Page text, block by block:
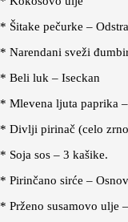
* Šitake pečurke –
* Narendani sveži
* Beli luk – Iseckan
* Mlevena ljuta paprika
* Divlji pirinač (celo
* Soja sos – 3 kašike.
* Pirinčano sirće –
* Prženo susamovo ulje